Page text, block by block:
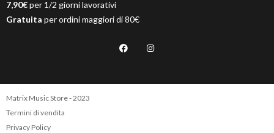
7,90€per 1/2 giorni lavorativi
Gratuita per ordini maggiori di 80€
Matrix Music Store - 2023
Termini di vendita
Privacy Policy